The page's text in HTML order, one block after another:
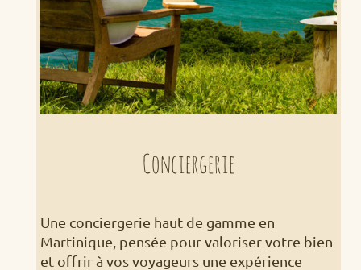
Conciergerie
Une conciergerie haut de gamme en
Martinique, pensée pour valoriser votre bien
et offrir à vos voyageurs une expérience